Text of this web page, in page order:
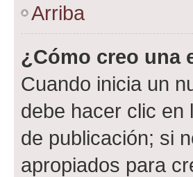
Arriba
¿Cómo creo una
Cuando inicia un
debe hacer clic en
de publicación; si
apropiados para